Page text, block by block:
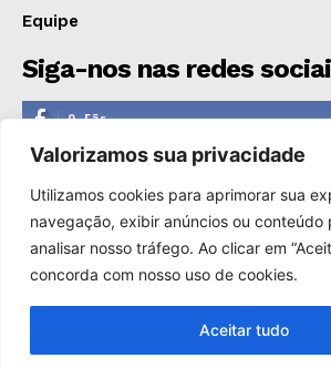
ÚLTIMAS NOTÍCIAS
Valorizamos sua privacidade
Utilizamos cookies para aprimorar sua
navegação, exibir anúncios ou conteúdo
analisar nosso tráfego. Ao clicar em
concorda com nosso uso de cookies.
Aceitar tudo
Equipe
Siga-nos nas redes
0 Fãs
0 Seguidores
1,110 Seguidores
0 Inscritos
Copyright © 2000-2025. Reprodução
de Só Notícias.